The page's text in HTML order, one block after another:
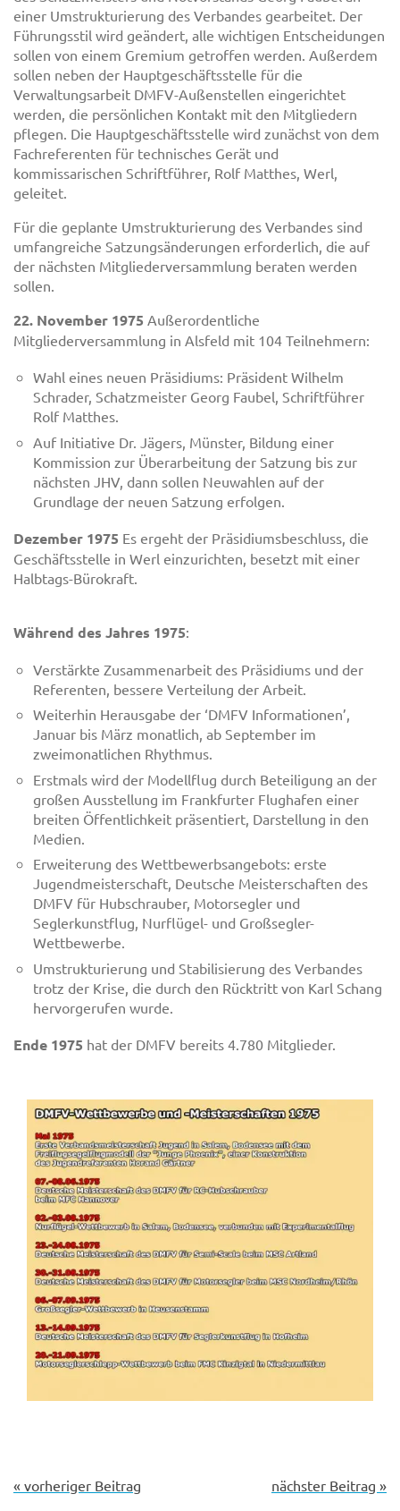
einer Umstrukturierung des Verbandes gearbeitet. Der
Führungsstil wird geändert, alle wichtigen Entscheidungen
sollen von einem Gremium getroffen werden. Außerdem
sollen neben der Hauptgeschäftsstelle für die
Verwaltungsarbeit DMFV-Außenstellen eingerichtet
werden, die persönlichen Kontakt mit den Mitgliedern
pflegen. Die Hauptgeschäftsstelle wird zunächst von dem
Fachreferenten für technisches Gerät und
kommissarischen Schriftführer, Rolf Matthes, Werl,
geleitet.
Für die geplante Umstrukturierung des Verbandes sind
umfangreiche Satzungsänderungen erforderlich, die auf
der nächsten Mitgliederversammlung beraten werden
sollen.
22. November 1975 Außerordentliche
Mitgliederversammlung in Alsfeld mit 104 Teilnehmern:
Wahl eines neuen Präsidiums: Präsident Wilhelm
Schrader, Schatzmeister Georg Faubel, Schriftführer
Rolf Matthes.
Auf Initiative Dr. Jägers, Münster, Bildung einer
Kommission zur Überarbeitung der Satzung bis zur
nächsten JHV, dann sollen Neuwahlen auf der
Grundlage der neuen Satzung erfolgen.
Dezember 1975 Es ergeht der Präsidiumsbeschluss, die
Geschäftsstelle in Werl einzurichten, besetzt mit einer
Halbtags-Bürokraft.
Während des Jahres 1975:
Verstärkte Zusammenarbeit des Präsidiums und der
Referenten, bessere Verteilung der Arbeit.
Weiterhin Herausgabe der ‘DMFV Informationen’,
Januar bis März monatlich, ab September im
zweimonatlichen Rhythmus.
Erstmals wird der Modellflug durch Beteiligung an der
großen Ausstellung im Frankfurter Flughafen einer
breiten Öffentlichkeit präsentiert, Darstellung in den
Medien.
Erweiterung des Wettbewerbsangebots: erste
Jugendmeisterschaft, Deutsche Meisterschaften des
DMFV für Hubschrauber, Motorsegler und
Seglerkunstflug, Nurflügel- und Großsegler-
Wettbewerbe.
Umstrukturierung und Stabilisierung des Verbandes
trotz der Krise, die durch den Rücktritt von Karl Schang
hervorgerufen wurde.
Ende 1975 hat der DMFV bereits 4.780 Mitglieder.
« vorheriger Beitrag nächster Beitrag »